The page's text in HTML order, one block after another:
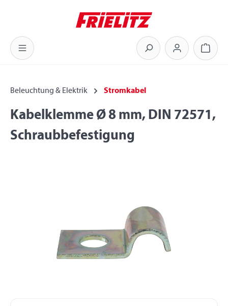
Zum Hauptinhalt springen
Beleuchtung & Elektrik Stromkabel
Kabelklemme Ø 8 mm, DIN 72571,
Schraubbefestigung